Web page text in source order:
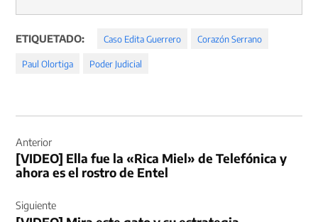
ETIQUETADO: Caso Edita Guerrero Corazón Serrano
Paul Olortiga Poder Judicial
de
entradas
Anterior
[VIDEO] Ella fue la «Rica Miel» de Telefónica y
ahora es el rostro de Entel
Siguiente